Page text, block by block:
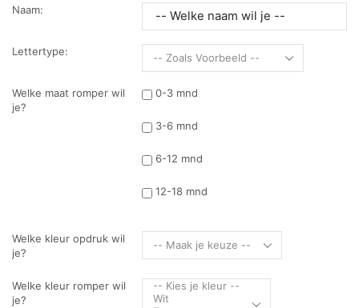
Naam:
Lettertype:
Welke maat romper wil
je?
0-3 mnd
3-6 mnd
6-12 mnd
12-18 mnd
Welke kleur opdruk wil
je?
Welke kleur romper wil
je?